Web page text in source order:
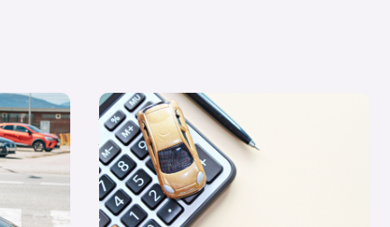
nuevo,
Quiero un coche nuevo… ¿lo pago al contado
o financio su compra?